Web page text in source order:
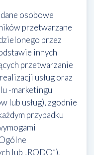
osobowe
przetwarzane
przez
innych
przetwarzanie
usług oraz
-marketingu
lub usług), zgodnie
przypadku
lub „RODO”).